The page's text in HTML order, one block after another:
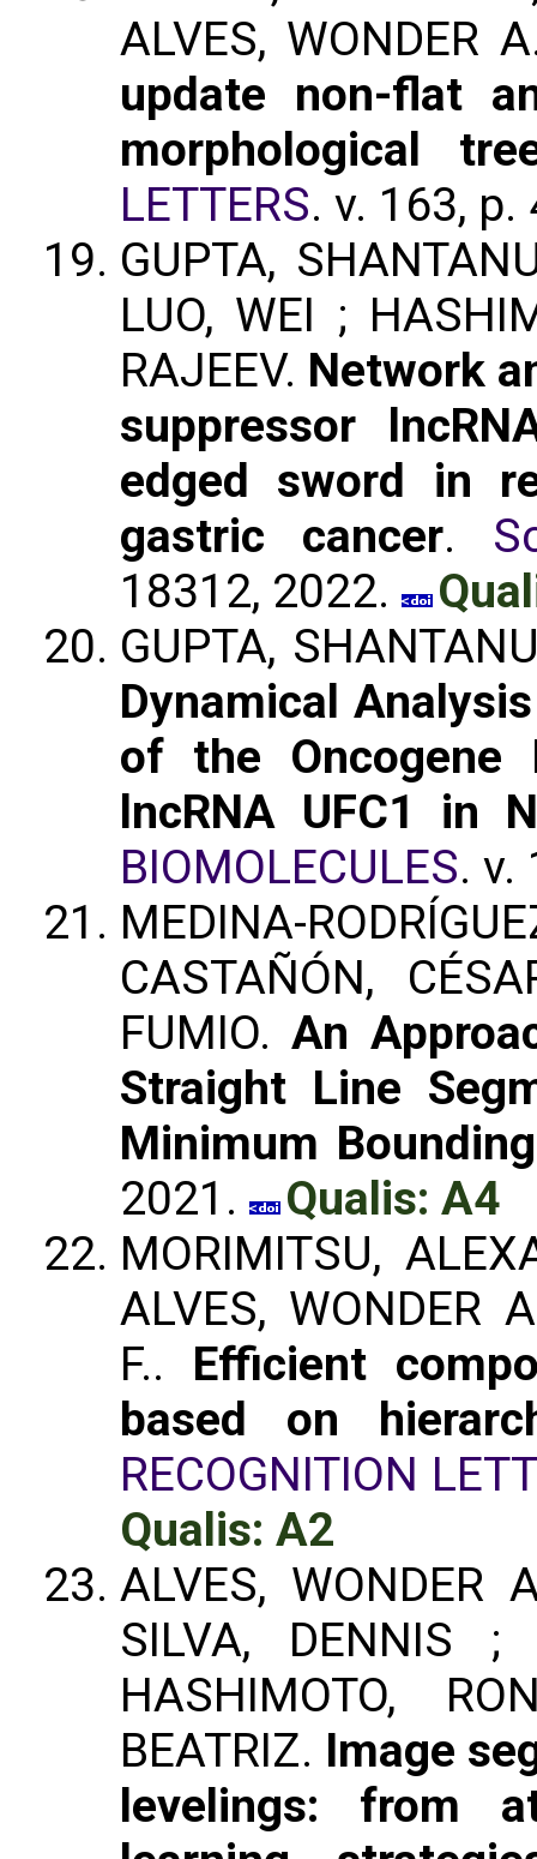
ALVES, WONDER
update non-flat
morphological
LETTERS. v. 163,
GUPTA,
LUO, WEI ;
RAJEEV. Network
suppressor
edged sword in
gastric cancer.
18312, 2022.
GUPTA,
Dynamical
of the Oncogene
lncRNA UFC1 in
BIOMOLECULES. v.
MEDINA-
CASTAÑÓN,
FUMIO.An
Straight Line
Minimum
2021.
Qualis: A4
MORIMITSU,
ALVES, WONDER
F.. Efficient
based on
RECOGNITION
Qualis: A2
ALVES,
SILVA, DENNIS ;
HASHIMOTO,
BEATRIZ. Image
levelings: from